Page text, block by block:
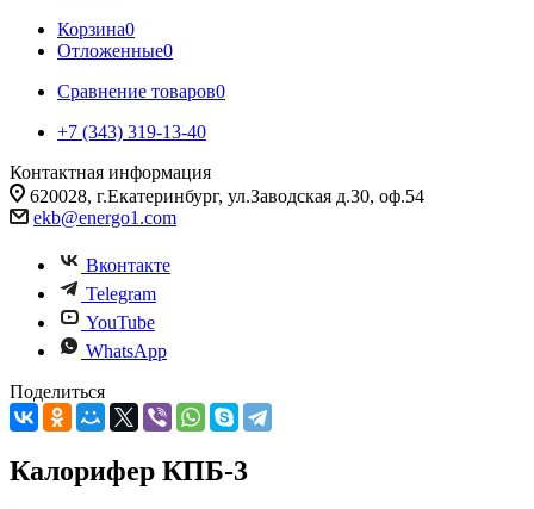
Корзина0
Отложенные0
Сравнение товаров0
+7 (343) 319-13-40
Контактная информация
620028, г.Екатеринбург, ул.Заводская д.30, оф.54
ekb@energo1.com
Вконтакте
Telegram
YouTube
WhatsApp
Поделиться
Калорифер КПБ-3